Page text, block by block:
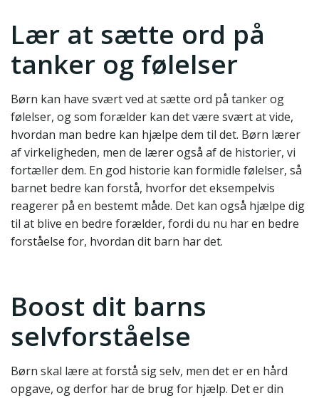
Lær at sætte ord på
tanker og følelser
Børn kan have svært ved at sætte ord på tanker og
følelser, og som forælder kan det være svært at vide,
hvordan man bedre kan hjælpe dem til det. Børn lærer
af virkeligheden, men de lærer også af de historier, vi
fortæller dem. En god historie kan formidle følelser, så
barnet bedre kan forstå, hvorfor det eksempelvis
reagerer på en bestemt måde. Det kan også hjælpe dig
til at blive en bedre forælder, fordi du nu har en bedre
forståelse for, hvordan dit barn har det.
Boost dit barns
selvforståelse
Børn skal lære at forstå sig selv, men det er en hård
opgave, og derfor har de brug for hjælp. Det er din